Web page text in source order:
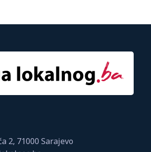
2, 71000 Sarajevo